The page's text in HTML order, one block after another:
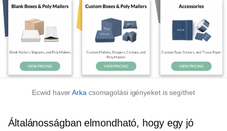
Ecwid haverArkacsomagolási igényeket is segíthet
Általánosságban elmondható, hogy egy jó